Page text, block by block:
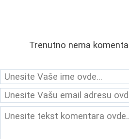
Trenutno nema